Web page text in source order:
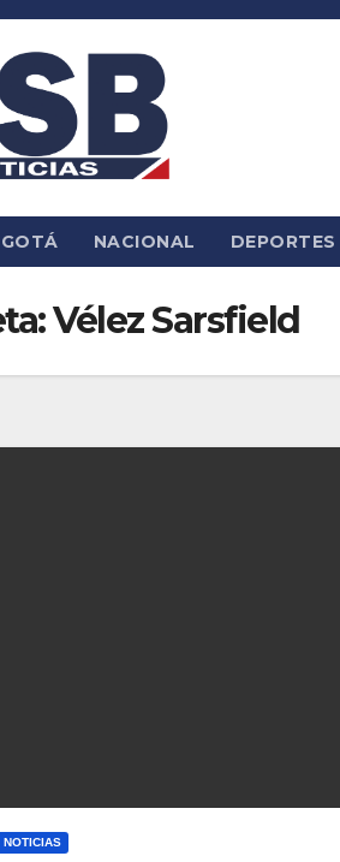
NACIONAL DEPORTES
Vélez Sarsfield
NOTICIAS